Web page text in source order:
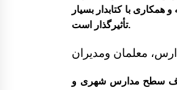
همکاری با کتابدار بسیار
تأثیرگذار است.
سطح مدارس شهری و